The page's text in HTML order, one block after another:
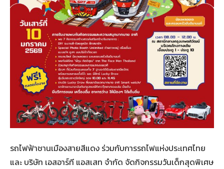
รถไฟฟ้าชานเมืองสายสีแดง ร่วมกับการรถไฟแห่งประเทศไทย
และ บริษัท เอสอาร์ที แอสเสท จำกัด จัดกิจกรรมวันเด็กสุดพิเศษ